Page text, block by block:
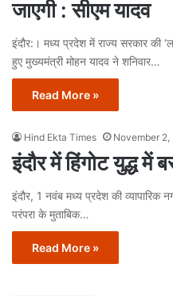
जाएगी : सीएम यादव
इंदौर:। मध्य प्रदेश में राज्य सरकार की
हुए मुख्यमंत्री मोहन यादव ने शनिवार…
Read More »
Hind Ekta Times November 2,
इंदौर में हिंगोट युद्ध में
इंदौर, 1 नवंब मध्य प्रदेश की व्यापारिक
परंपरा के मुताबिक…
Read More »